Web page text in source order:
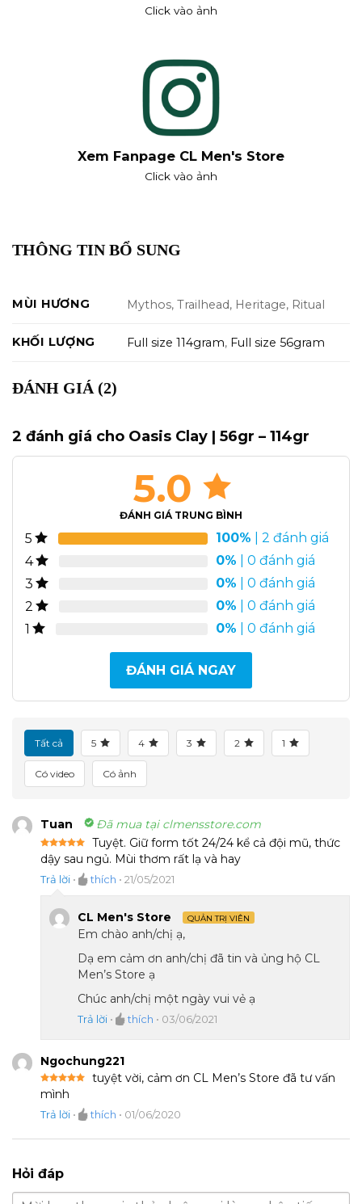
Click vào ảnh
Xem Fanpage CL Men's Store
Click vào ảnh
THÔNG TIN BỔ SUNG
MÙI HƯƠNG Mythos, Trailhead, Heritage, Ritual
KHỐI LƯỢNG Full size 114gram, Full size 56gram
ĐÁNH GIÁ (2)
2 đánh giá cho Oasis Clay | 56gr – 114gr
5.0
ĐÁNH GIÁ TRUNG BÌNH
5 100% | 2 đánh giá
4
0% | 0 đánh giá
3
0% | 0 đánh giá
2
0% | 0 đánh giá
1
0% | 0 đánh giá
ĐÁNH GIÁ NGAY
Tất cả 5 4 3 2 1
Có video Có ảnh
Tuan Đã mua tại clmensstore.com
Được xếp
hạng 55
Tuyệt. Giữ form tốt 24/24 kể cả đội mũ, thức
dậy sau ngủ. Mùi thơm rất lạ và hay
Trả lời • thích • 21/05/2021
CL Men's Store QUẢN TRỊ VIÊN
Em chào anh/chị ạ,
Dạ em cảm ơn anh/chị đã tin và ủng hộ CL
Men’s Store ạ
Chúc anh/chị một ngày vui vẻ ạ
Trả lời • thích • 03/06/2021
Ngochung221
Được xếp
hạng 5
tuyệt vời, cảm ơn CL Men’s Store đã tư vấn
mình
Trả lời • thích • 01/06/2020
Hỏi đáp